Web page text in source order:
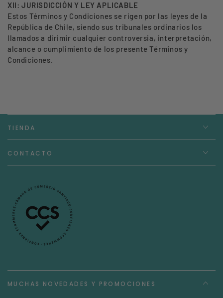
XII: JURISDICCIÓN Y LEY APLICABLE
Estos Términos y Condiciones se rigen por las leyes de la
República de Chile, siendo sus tribunales ordinarios los
llamados a dirimir cualquier controversia, interpretación,
alcance o cumplimiento de los presente Términos y
Condiciones.
TIENDA
CONTACTO
MUCHAS NOVEDADES Y PROMOCIONES